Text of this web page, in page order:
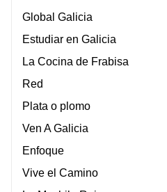
Global Galicia
Estudiar en Galicia
La Cocina de Frabisa
Red
Plata o plomo
Ven A Galicia
Enfoque
Vive el Camino